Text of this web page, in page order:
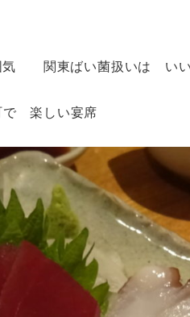
気 関東ばい菌扱いは い
楽しい宴席